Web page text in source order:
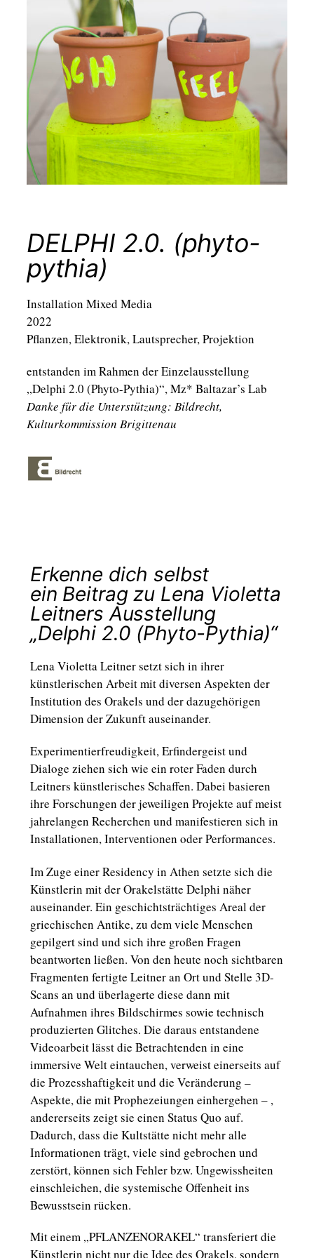
DELPHI 2.0. (phyto-
pythia)
Installation Mixed Media
2022
Pflanzen, Elektronik, Lautsprecher, Projektion
entstanden im Rahmen der Einzelausstellung
„Delphi 2.0 (Phyto-Pythia)“, Mz* Baltazar’s Lab
Danke für die Unterstützung: Bildrecht,
Kulturkommission Brigittenau
Erkenne dich selbst
ein Beitrag zu Lena Violetta
Leitners Ausstellung
„Delphi 2.0 (Phyto-Pythia)“
Lena Violetta Leitner setzt sich in ihrer
künstlerischen Arbeit mit diversen Aspekten der
Institution des Orakels und der dazugehörigen
Dimension der Zukunft auseinander.
Experimentierfreudigkeit, Erfindergeist und
Dialoge ziehen sich wie ein roter Faden durch
Leitners künstlerisches Schaffen. Dabei basieren
ihre Forschungen der jeweiligen Projekte auf meist
jahrelangen Recherchen und manifestieren sich in
Installationen, Interventionen oder Performances.
Im Zuge einer Residency in Athen setzte sich die
Künstlerin mit der Orakelstätte Delphi näher
auseinander. Ein geschichtsträchtiges Areal der
griechischen Antike, zu dem viele Menschen
gepilgert sind und sich ihre großen Fragen
beantworten ließen. Von den heute noch sichtbaren
Fragmenten fertigte Leitner an Ort und Stelle 3D-
Scans an und überlagerte diese dann mit
Aufnahmen ihres Bildschirmes sowie technisch
produzierten Glitches. Die daraus entstandene
Videoarbeit lässt die Betrachtenden in eine
immersive Welt eintauchen, verweist einerseits auf
die Prozesshaftigkeit und die Veränderung –
Aspekte, die mit Prophezeiungen einhergehen – ,
andererseits zeigt sie einen Status Quo auf.
Dadurch, dass die Kultstätte nicht mehr alle
Informationen trägt, viele sind gebrochen und
zerstört, können sich Fehler bzw. Ungewissheiten
einschleichen, die systemische Offenheit ins
Bewusstsein rücken.
Mit einem „PFLANZENORAKEL“ transferiert die
Künstlerin nicht nur die Idee des Orakels, sondern